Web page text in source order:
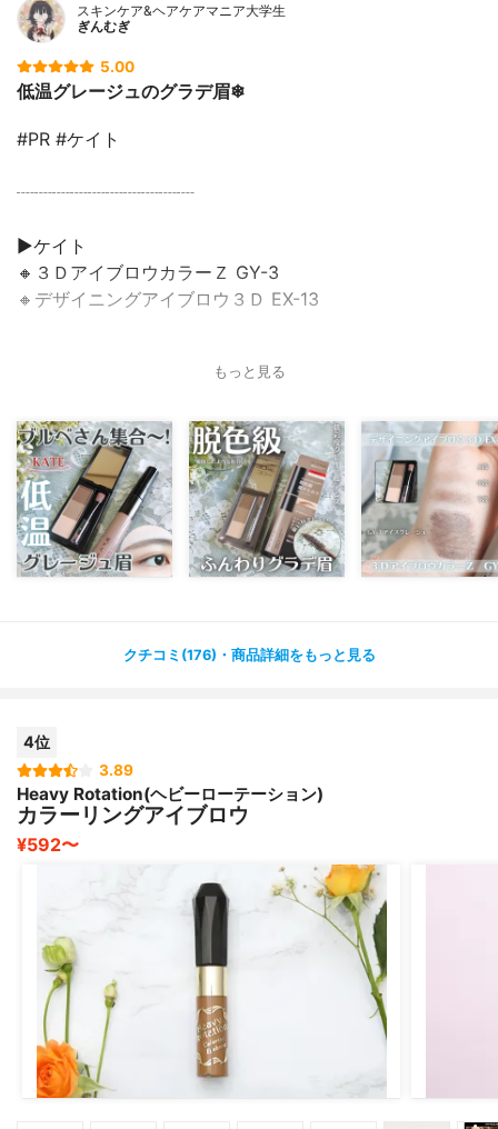
スキンケア&ヘアケアマニア大学生
ぎんむぎ
5.00
低温グレージュのグラデ眉❄
#PR #ケイト
┈┈┈┈┈┈┈┈┈┈
▶ケイト
🔸３ＤアイブロウカラーＺ GY-3
🔸デザイニングアイブロウ３Ｄ EX-13
-`📢⋆ ブルベ圧勝のアイスグレー眉❄
┈┈┈┈┈┈┈┈┈┈
色素薄い系メイクとはまた違う！
3ＤアイブロウカラーZは
まるで脱色級*1の眉マスカラ！
黒々と濃い眉毛でもカラーチェンジ*2◎
お色はめちゃくちゃ素敵なアイスグレージュ‪。
ぱりぱりしづらくふんわりとした仕上がり🫰
地肌に付きにくい小回りきくブラシも魅力的❣️
デザイニングアイブロウ3Ｄでは
3色の濃淡グラデーションで立体眉を実現◎
のっぺり眉の卒業式！
立体感あるふんわりとした仕上がりに！🩷
パウダーは軽やかな質感で肌にフィット。
眉だけでなくノーズシャドウとしても🙆‍♀️
もっと見る
クチコミ(176)・商品詳細をもっと見る
4位
3.89
Heavy Rotation(ヘビーローテーション)
カラーリングアイブロウ
¥592〜